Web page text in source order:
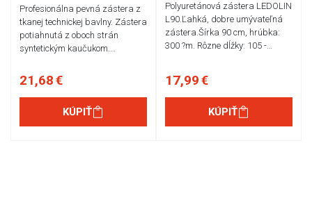
Profesionálna pevná zástera z
tkanej technickej bavlny. Zástera
potiahnutá z oboch strán
syntetickým kaučukom.…
21,68 €
KÚPIŤ
Polyuretánová zástera LEDOLIN
L90.Ľahká, dobre umývateľná
zástera.Šírka 90 cm, hrúbka:
300 ?m. Rôzne dĺžky: 105 -…
17,99 €
KÚPIŤ